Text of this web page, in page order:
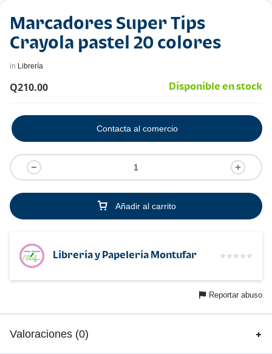
Marcadores Super Tips
Crayola pastel 20 colores
in Librería
Q210.00 Disponible en stock
Añadir al carrito
Contacta al comercio
Libreria y Papeleria Montufar
Reportar abuso
Valoraciones (0)